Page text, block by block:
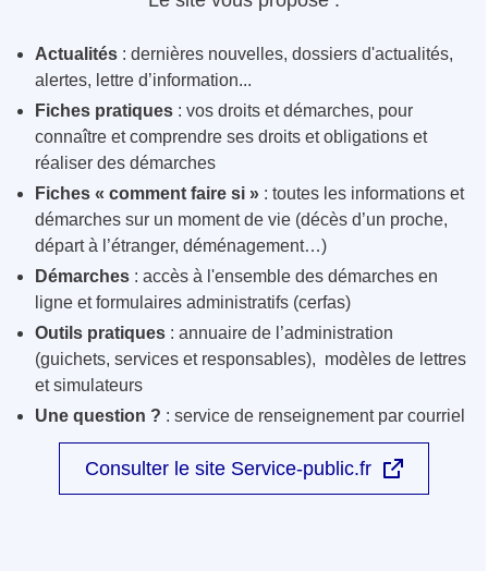
Actualités : dernières nouvelles, dossiers d'actualités,
alertes, lettre d’information...
Fiches pratiques : vos droits et démarches, pour
connaître et comprendre ses droits et obligations et
réaliser des démarches
Fiches « comment faire si » : toutes les informations et
démarches sur un moment de vie (décès d’un proche,
départ à l’étranger, déménagement…)
Démarches : accès à l'ensemble des démarches en
ligne et formulaires administratifs (cerfas)
Outils pratiques : annuaire de l’administration
(guichets, services et responsables), modèles de lettres
et simulateurs
Une question ? : service de renseignement par courriel
Consulter le site Service-public.fr